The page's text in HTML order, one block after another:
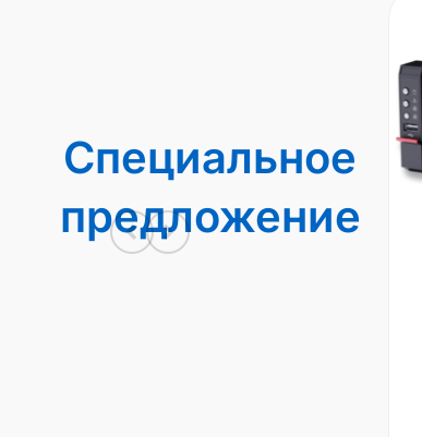
Специальное
предложение